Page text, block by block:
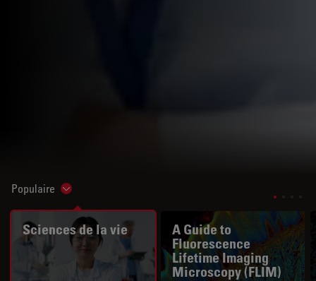
Populaire Show subnavigation
Sciences de la vie
A Guide to
Fluorescence
Lifetime Imaging
Microscopy (FLIM)